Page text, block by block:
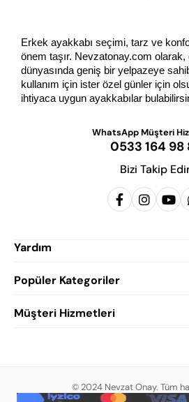
Erkek ayakkabı seçimi, tarz ve
önem taşır. Nevzatonay.com olarak,
dünyasında geniş bir yelpazeye
kullanım için ister özel günler için
ihtiyaca uygun ayakkabılar
WhatsApp Müşteri
0533 164 98
Bizi Takip
Yardım
Hakkımızda
Popüler Kategoriler
Erkek Klasik
Erkek Günlük
Müşteri Hizmetleri
Mesafeli Satış
© 2024 Nevzat Onay. Tüm